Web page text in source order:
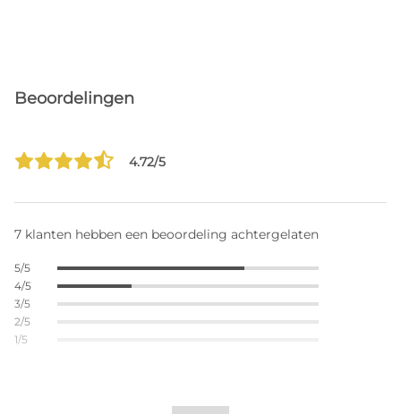
Beoordelingen
4.72/5
7 klanten hebben een beoordeling achtergelaten
5/5
4/5
3/5
2/5
1/5